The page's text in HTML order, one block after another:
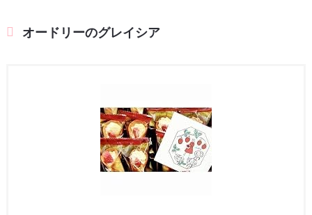
オードリーのグレイシア